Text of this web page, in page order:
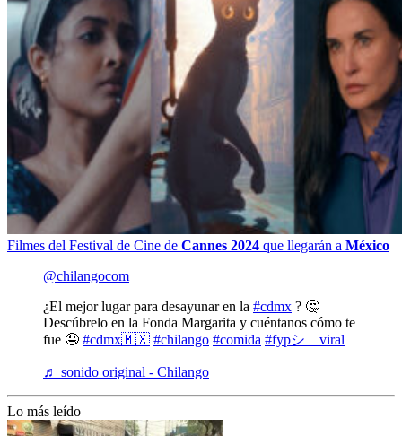
Filmes del Festival de Cine de Cannes 2024 que llegarán a México
@chilangocom
¿El mejor lugar para desayunar en la #cdmx ? 🤔
Descúbrelo en la Fonda Margarita y cuéntanos cómo te
fue 🤤 #cdmx🇲🇽 #chilango #comida #fypシ゚viral
♬ sonido original - Chilango
Lo más leído